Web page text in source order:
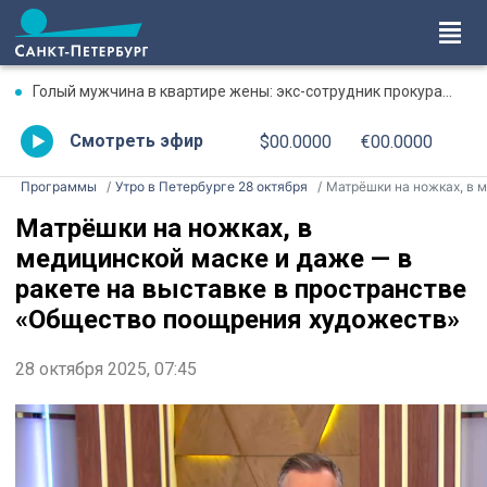
Голый мужчина в квартире жены: экс-сотрудник прокуратуры рассказал, почему совершил убийство
Смотреть эфир $00.0000 €00.0000
Программы Утро в Петербурге 28 октября Матрёшки на ножках, в медицинской маске и даже — в ракете на выставке в пространстве «Общество поощрения художеств»
Матрёшки на ножках, в
медицинской маске и даже — в
ракете на выставке в пространстве
«Общество поощрения художеств»
28 октября 2025, 07:45